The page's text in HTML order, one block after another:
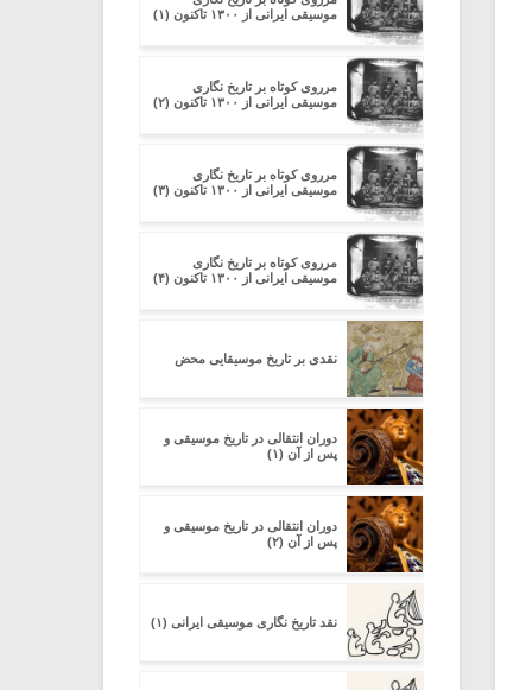
موسیقی ایرانی از ۱۳۰۰ تاکنون (۱)
مرروی کوتاه بر تاریخ نگاری
موسیقی ایرانی از ۱۳۰۰ تاکنون (۲)
مرروی کوتاه بر تاریخ نگاری
موسیقی ایرانی از ۱۳۰۰ تاکنون (۳)
مرروی کوتاه بر تاریخ نگاری
موسیقی ایرانی از ۱۳۰۰ تاکنون (۴)
نقدی بر تاریخ موسیقایی محض
دوران انتقالی در تاریخ موسیقی و
پس از آن (۱)
دوران انتقالی در تاریخ موسیقی و
پس از آن (۲)
نقد تاریخ نگاری موسیقی ایرانی (۱)